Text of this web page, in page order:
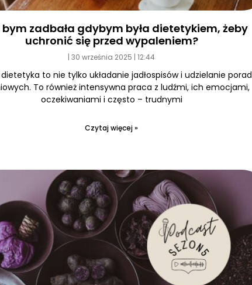
bym zadbała gdybym była dietetykiem, żeby
uchronić się przed wypaleniem?
30 września 2025 12:44
to nie tylko układanie jadłospisów i udzielanie porad
To również intensywna praca z ludźmi, ich emocjami,
oczekiwaniami i często – trudnymi
Czytaj więcej »